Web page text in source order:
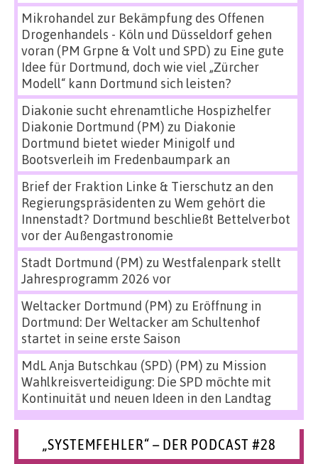
Mikrohandel zur Bekämpfung des Offenen
Drogenhandels - Köln und Düsseldorf gehen
voran (PM Grpne & Volt und SPD) zu Eine gute
Idee für Dortmund, doch wie viel „Zürcher
Modell“ kann Dortmund sich leisten?
Diakonie sucht ehrenamtliche Hospizhelfer
Diakonie Dortmund (PM) zu Diakonie
Dortmund bietet wieder Minigolf und
Bootsverleih im Fredenbaumpark an
Brief der Fraktion Linke & Tierschutz an den
Regierungspräsidenten zu Wem gehört die
Innenstadt? Dortmund beschließt Bettelverbot
vor der Außengastronomie
Stadt Dortmund (PM) zu Westfalenpark stellt
Jahresprogramm 2026 vor
Weltacker Dortmund (PM) zu Eröffnung in
Dortmund: Der Weltacker am Schultenhof
startet in seine erste Saison
MdL Anja Butschkau (SPD) (PM) zu Mission
Wahlkreisverteidigung: Die SPD möchte mit
Kontinuität und neuen Ideen in den Landtag
„SYSTEMFEHLER“ – DER PODCAST #28